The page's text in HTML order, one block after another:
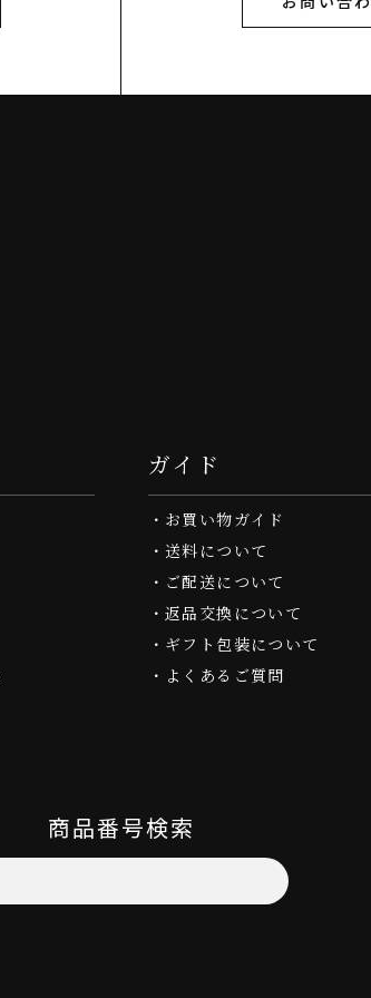
商品番号検索
ガイド
お買い物ガイド
送料について
ご配送について
返品交換について
ギフト包装について
よくあるご質問